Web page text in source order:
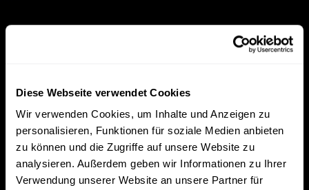
Diese Webseite verwendet Cookies
Wir verwenden Cookies, um Inhalte und Anzeigen zu
personalisieren, Funktionen für soziale Medien anbieten
zu können und die Zugriffe auf unsere Website zu
analysieren. Außerdem geben wir Informationen zu Ihrer
Verwendung unserer Website an unsere Partner für